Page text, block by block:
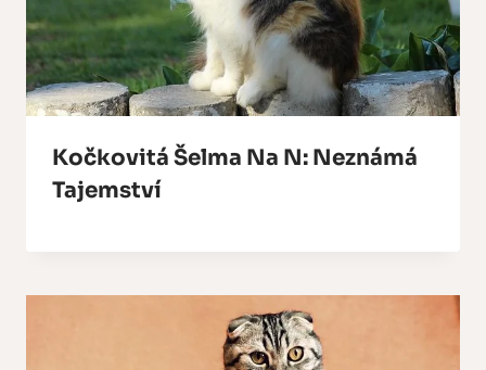
Kočkovitá Šelma Na N: Neznámá
Tajemství